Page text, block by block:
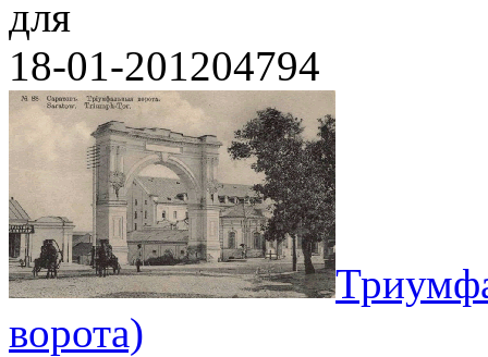
для
18-01-201204794
ворота)